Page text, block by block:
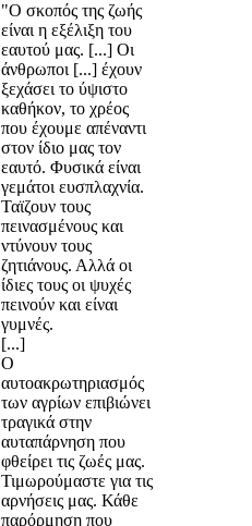
"Ο σκοπός της ζωής
είναι η εξέλιξη του
εαυτού μας. [...] Οι
άνθρωποι [...] έχουν
ξεχάσει το ύψιστο
καθήκον, το χρέος
που έχουμε απέναντι
στον ίδιο μας τον
εαυτό. Φυσικά είναι
γεμάτοι ευσπλαχνία.
Ταϊζουν τους
πεινασμένους και
ντύνουν τους
ζητιάνους. Αλλά οι
ίδιες τους οι ψυχές
πεινούν και είναι
γυμνές.
[...]
Ο
αυτοακρωτηριασμός
των αγρίων επιβιώνει
τραγικά στην
αυταπάρνηση που
φθείρει τις ζωές μας.
Τιμωρούμαστε για τις
αρνήσεις μας. Κάθε
παρόρμηση που